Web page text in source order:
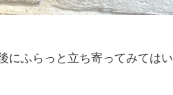
にふらっと立ち寄ってみてはい